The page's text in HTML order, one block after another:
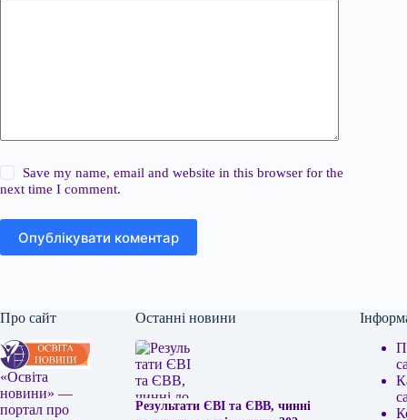
Save my name, email and website in this browser for the
next time I comment.
Опублікувати коментар
Про сайт
«Освіта
новини» —
портал про
Останні новини
Результати ЄВІ та ЄВВ, чинні